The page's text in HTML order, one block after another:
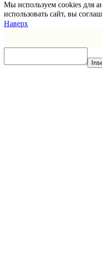
Мы используем cookies для
использовать сайт, вы
Наверх